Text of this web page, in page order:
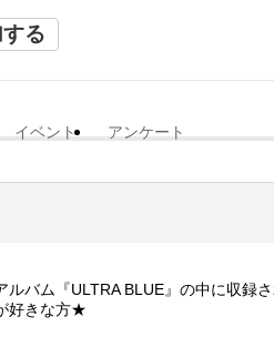
る
イベント アンケート
ルバム『ULTRA BLUE』の中に収録
好きな方★